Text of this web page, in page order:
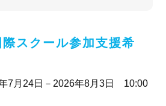
スクール参加支援希
7月24日－2026年8月3日 10:00